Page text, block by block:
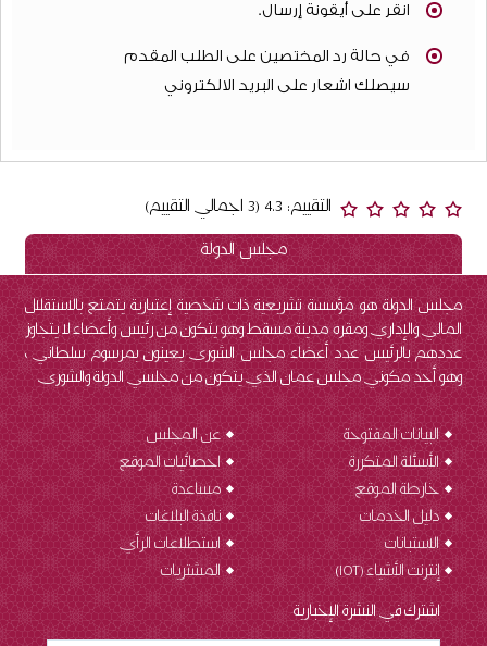
انقر على أيقونة إرسال.
في حالة رد المختصين على الطلب المقدم
سيصلك اشعار على البريد الالكتروني
التقييم: 4.3 (3 اجمالي التقييم)
مجلس الدولة
مجلس الدولة هو مؤسسة تشريعية ذات شخصية إعتبارية يتمتع بالاستقلال
المالي والإداري ومقره مدينة مسقط وهو يتكون من رئيس وأعضاء لا يتجاوز
عددهم بالرئيس عدد أعضاء مجلس الشورى يعينون بمرسوم سلطاني ،
وهو أحد مكوني مجلس عمان الذي يتكون من مجلسي الدولة والشورى.
عن المجلس
البيانات المفتوحة
احصائيات الموقع
الأسئلة المتكررة
مساعدة
خارطة الموقع
نافذة البلاغات
دليل الخدمات
استطلاعات الرأي
الاستبانات
المشتريات
إنترنت الأشياء (IOT
)
اشترك في النشرة الإخبارية